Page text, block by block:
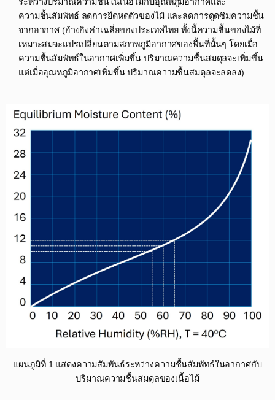
ความชื้นสัมพัทธ์ ลดการยืดหดตัวของไม้ และลดการดูดซึมความชื้น
จากอากาศ (อ้างอิงค่าเฉลี่ยของประเทศไทย ทั้งนี้ความชื้นของไม้ที่
เหมาะสมจะแปรเปลี่ยนตามสภาพภูมิอากาศของพื้นที่นั้นๆ โดยเมื่อ
ความชื้นสัมพัทธ์ในอากาศเพิ่มขึ้น ปริมาณความชื้นสมดุลจะเพิ่มขึ้น
แต่เมื่ออุณหภูมิอากาศเพิ่มขึ้น ปริมาณความชื้นสมดุลจะลดลง)​
แผนภูมิที่ 1 แสดงความสัมพันธ์ระหว่างความชื้นสัมพัทธ์ในอากาศกับ
ปริมาณความชื้นสมดุลของเนื้อไม้​